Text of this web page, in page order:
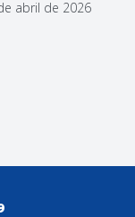
abril de 2026